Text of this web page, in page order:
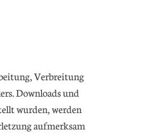
Verbreitung
Downloads und
wurden, werden
aufmerksam